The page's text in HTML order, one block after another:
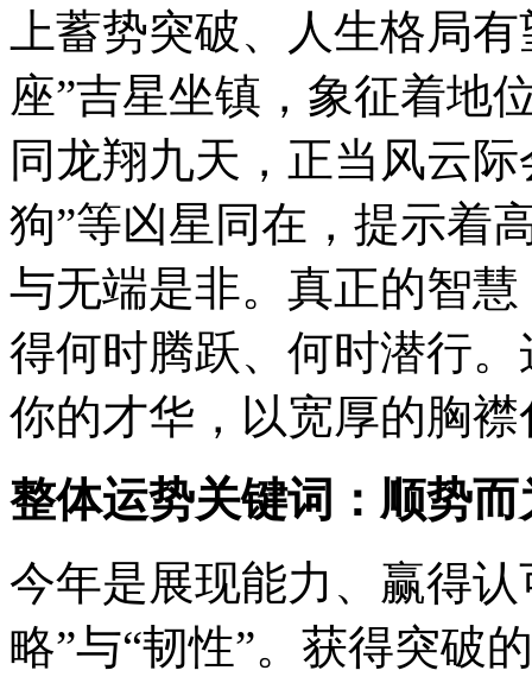
上蓄势突破、人生格局
座”吉星坐镇，象征着地
同龙翔九天，正当风云
狗”等凶星同在，提示着
与无端是非。真正的智
得何时腾跃、何时潜行
你的才华，以宽厚的胸
整体运势关键词：顺势
今年是展现能力、赢得
略”与“韧性”。获得突破